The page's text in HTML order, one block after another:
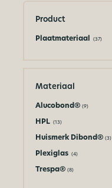
Product
Plaatmateriaal (37)
Materiaal
Alucobond® (9)
HPL (13)
Huismerk Dibond® (3)
Plexiglas (4)
Trespa® (8)